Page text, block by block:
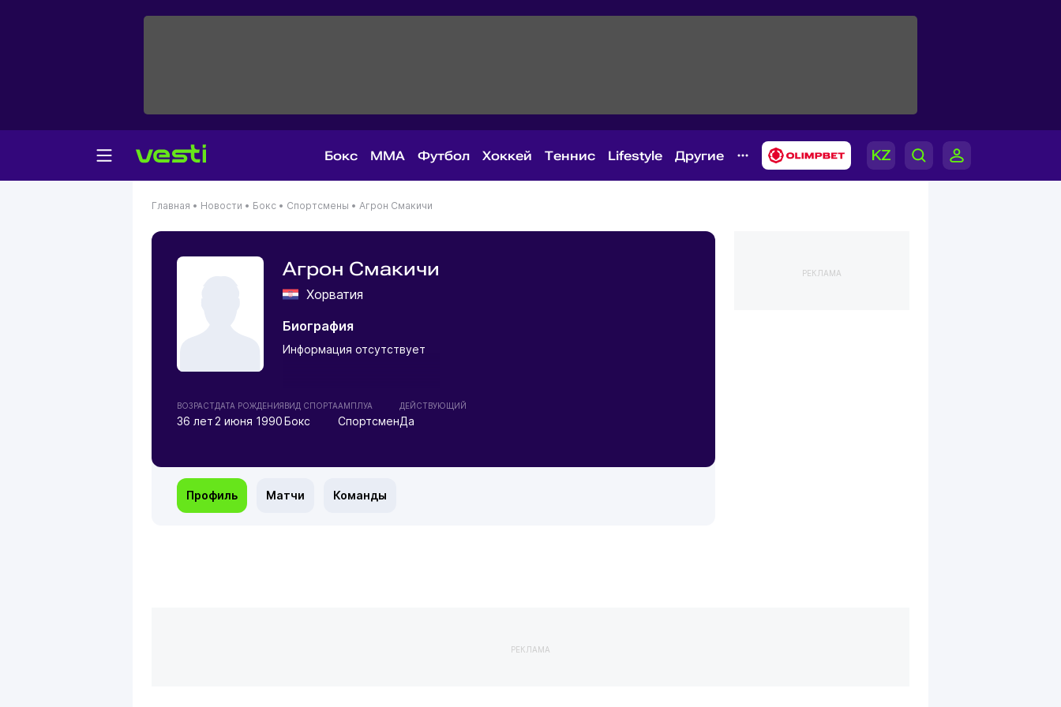
Бокс MMA Футбол Хоккей Теннис Lifestyle Другие
Главная • Новости • Бокс • Спортсмены • Агрон Смакичи
Агрон Смакичи
Хорватия
Биография
Информация отсутствует
ВОЗРАСТ
36 лет
ДАТА РОЖДЕНИЯ
2 июня 1990
ВИД СПОРТА
Бокс
АМПЛУА
Спортсмен
ДЕЙСТВУЮЩИЙ
Да
Профиль Матчи Команды
РЕКЛАМА
РЕКЛАМА